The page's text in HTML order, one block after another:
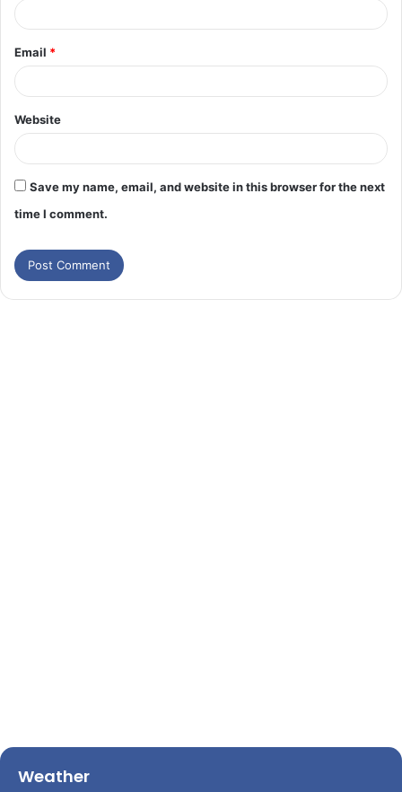
Email *
Website
Save my name, email, and website in this browser for the next
time I comment.
Weather